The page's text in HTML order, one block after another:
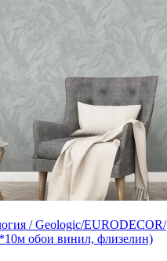
/ Geologic/EURODECOR/
обои винил, флизелин)